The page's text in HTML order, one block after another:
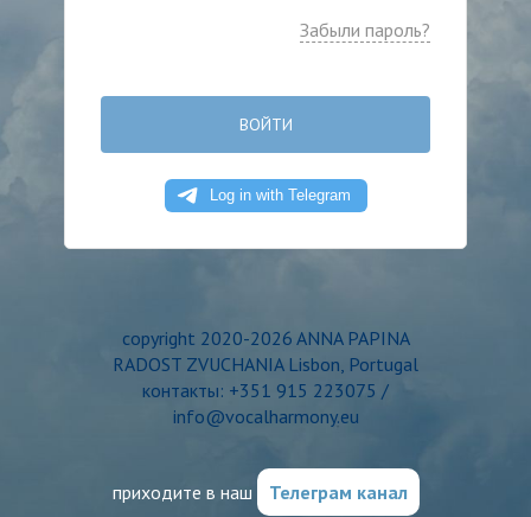
Забыли пароль?
ВОЙТИ
copyright 2020-2026 ANNA PAPINA
RADOST ZVUCHANIA Lisbon, Portugal
контакты: +351 915 223075 /
info@vocalharmony.eu
приходите в наш Телеграм канал